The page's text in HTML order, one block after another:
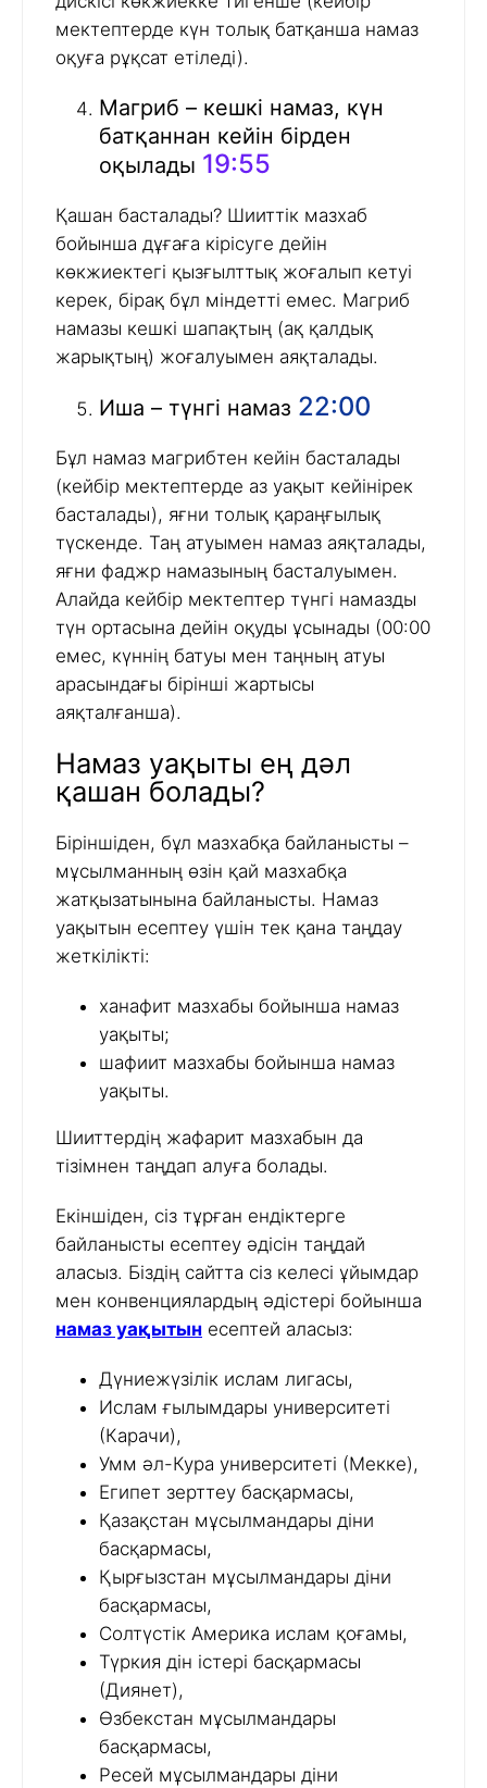
мектептерде күн толық батқанша намаз
оқуға рұқсат етіледі).
Магриб – кешкі намаз, күн
батқаннан кейін бірден
оқылады 19:55
Қашан басталады? Шииттік мазхаб
бойынша дұғаға кірісуге дейін
көкжиектегі қызғылттық жоғалып кетуі
керек, бірақ бұл міндетті емес. Магриб
намазы кешкі шапақтың (ақ қалдық
жарықтың) жоғалуымен аяқталады.
Иша – түнгі намаз 22:00
Бұл намаз магрибтен кейін басталады
(кейбір мектептерде аз уақыт кейінірек
басталады), яғни толық қараңғылық
түскенде. Таң атуымен намаз аяқталады,
яғни фаджр намазының басталуымен.
Алайда кейбір мектептер түнгі намазды
түн ортасына дейін оқуды ұсынады (00:00
емес, күннің батуы мен таңның атуы
арасындағы бірінші жартысы
аяқталғанша).
Намаз уақыты ең дәл
қашан болады?
Біріншіден, бұл мазхабқа байланысты –
мұсылманның өзін қай мазхабқа
жатқызатынына байланысты. Намаз
уақытын есептеу үшін тек қана таңдау
жеткілікті:
ханафит мазхабы бойынша намаз
уақыты;
шафиит мазхабы бойынша намаз
уақыты.
Шииттердің жафарит мазхабын да
тізімнен таңдап алуға болады.
Екіншіден, сіз тұрған ендіктерге
байланысты есептеу әдісін таңдай
аласыз. Біздің сайтта сіз келесі ұйымдар
мен конвенциялардың әдістері бойынша
намаз уақытын есептей аласыз:
Дүниежүзілік ислам лигасы,
Ислам ғылымдары университеті
(Карачи),
Умм әл-Кура университеті (Мекке),
Египет зерттеу басқармасы,
Қазақстан мұсылмандары діни
басқармасы,
Қырғызстан мұсылмандары діни
басқармасы,
Солтүстік Америка ислам қоғамы,
Түркия дін істері басқармасы
(Диянет),
Өзбекстан мұсылмандары
басқармасы,
Ресей мұсылмандары діни